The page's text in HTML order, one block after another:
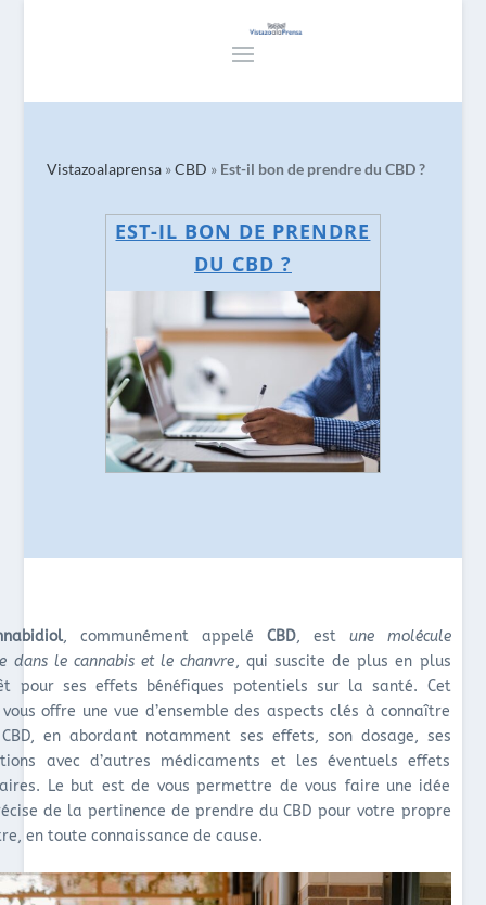
Vistazoalaprensa»CBD » Est-il bon de prendre du CBD ?
EST-IL BON DE PRENDRE
DU CBD ?
, communément appelé CBD, est une molécule
dans le cannabis et le chanvre, qui suscite de plus en plus
pour ses effets bénéfiques potentiels sur la santé. Cet
offre une vue d’ensemble des aspects clés à connaître
en abordant notamment ses effets, son dosage, ses
avec d’autres médicaments et les éventuels effets
Le but est de vous permettre de vous faire une idée
de la pertinence de prendre du CBD pour votre propre
en toute connaissance de cause.